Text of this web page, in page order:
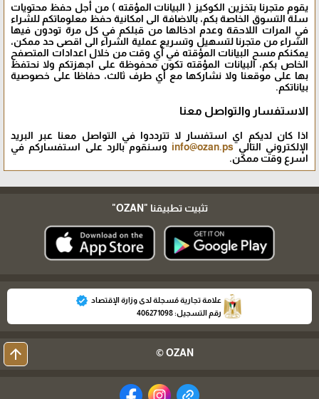
يقوم متجرنا بتخزين الكوكيز ( البيانات المؤقته ) من أجل حفظ محتويات
سلة التسوق الخاصة بكم، بالاضافة الى امكانية حفظ معلوماتكم للشراء
في المرات اللاحقة وعدم ادخالها من قبلكم في كل مرة تودون فيها
الشراء من متجرنا لتسهيل وتسريع عملية الشراء الى اقصى حد ممكن،
يمكنكم مسح البيانات المؤقته في أي وقت من خلال اعدادات المتصفح
الخاص بكم، البيانات المؤقته تكون محفوظة على اجهزتكم ولا نحتفظ
بها على موقعنا ولا نشاركها مع أي طرف ثالث، حفاظا على خصوصية
بياناتكم.
الاستفسار والتواصل معنا
اذا كان لديكم اي استفسار لا تترددوا في التواصل معنا عبر البريد
الإلكتروني التاليinfo@ozan.psوسنقوم بالرد على استفساركم في
اسرع وقت ممكن.
تثبيت تطبيقنا "OZAN"
علامة تجارية مُسجلة لدى وزارة الإقتصاد verified
رقم التسجيل: 406271098
OZAN ©
arrow_upward